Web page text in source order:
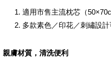
適用市售主流枕芯（
多款素色／印花／刺繡設計
親膚材質，清洗便利